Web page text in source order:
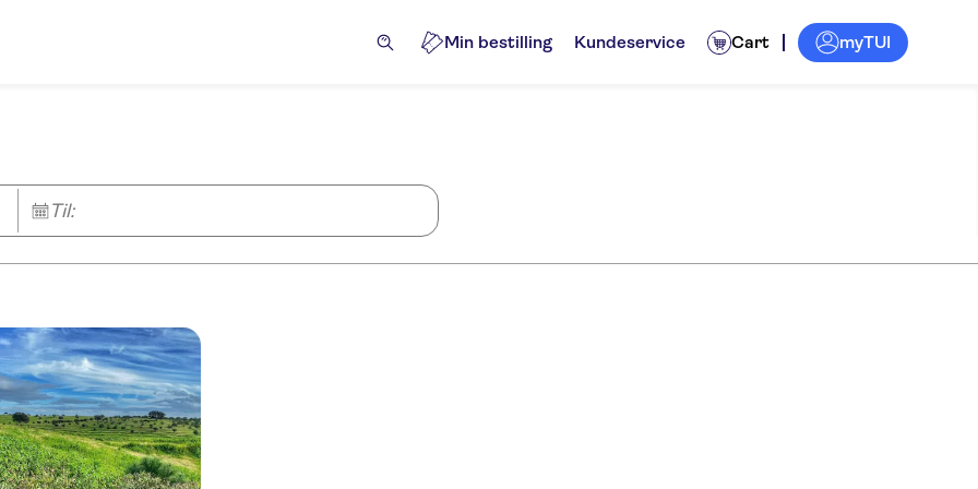
Min bestilling Kundeservice Cart myTUI
Til: